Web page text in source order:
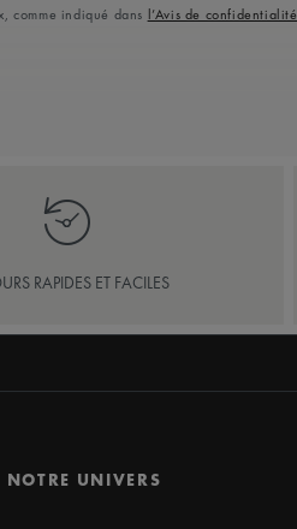
comme indiqué dans l’Avis de confidentialité
RAPIDES ET FACILES
NOTRE UNIVERS